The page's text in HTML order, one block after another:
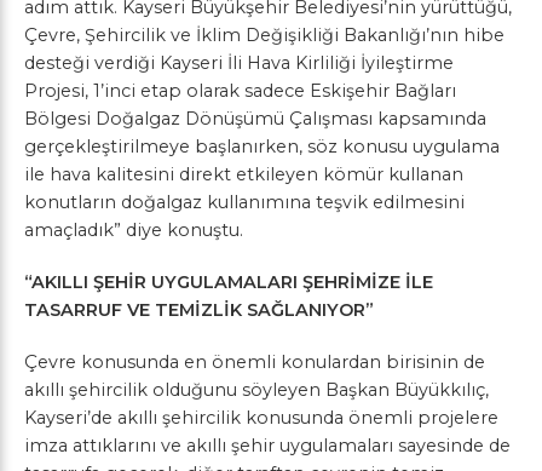
adım attık. Kayseri Büyükşehir Belediyesi’nin yürüttüğü,
Çevre, Şehircilik ve İklim Değişikliği Bakanlığı’nın hibe
desteği verdiği Kayseri İli Hava Kirliliği İyileştirme
Projesi, 1’inci etap olarak sadece Eskişehir Bağları
Bölgesi Doğalgaz Dönüşümü Çalışması kapsamında
gerçekleştirilmeye başlanırken, söz konusu uygulama
ile hava kalitesini direkt etkileyen kömür kullanan
konutların doğalgaz kullanımına teşvik edilmesini
amaçladık” diye konuştu.
“AKILLI ŞEHİR UYGULAMALARI ŞEHRİMİZE İLE
TASARRUF VE TEMİZLİK SAĞLANIYOR”
Çevre konusunda en önemli konulardan birisinin de
akıllı şehircilik olduğunu söyleyen Başkan Büyükkılıç,
Kayseri’de akıllı şehircilik konusunda önemli projelere
imza attıklarını ve akıllı şehir uygulamaları sayesinde de